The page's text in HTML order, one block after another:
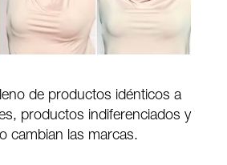
de productos idénticos a
productos indiferenciados y
cambian las marcas.